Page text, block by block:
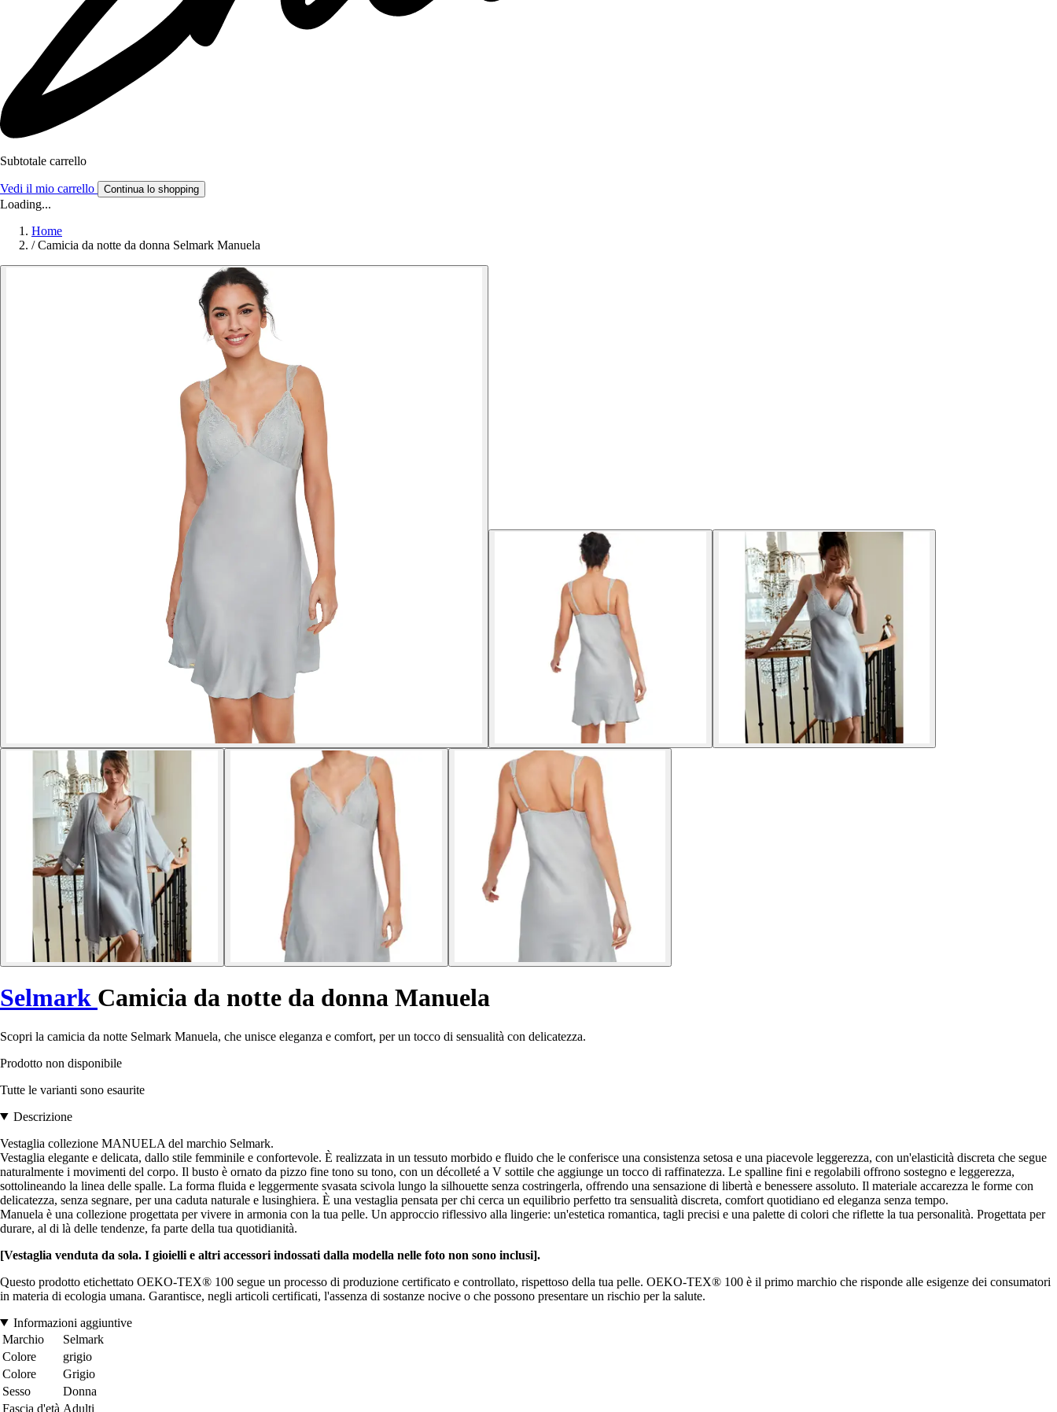
Subtotale carrello
Vedi il mio carrello Continua lo shopping
Loading...
Home
/ Camicia da notte da donna Selmark Manuela
Selmark Camicia da notte da donna Manuela
Scopri la camicia da notte Selmark Manuela, che unisce eleganza e comfort, per un tocco di sensualità con delicatezza.
Prodotto non disponibile
Tutte le varianti sono esaurite
Descrizione
Vestaglia collezione MANUELA del marchio Selmark.
Vestaglia elegante e delicata, dallo stile femminile e confortevole. È realizzata in un tessuto morbido e fluido che le conferisce una consistenza setosa e una piacevole leggerezza, con un'elasticità discreta che segue
naturalmente i movimenti del corpo. Il busto è ornato da pizzo fine tono su tono, con un décolleté a V sottile che aggiunge un tocco di raffinatezza. Le spalline fini e regolabili offrono sostegno e leggerezza,
sottolineando la linea delle spalle. La forma fluida e leggermente svasata scivola lungo la silhouette senza costringerla, offrendo una sensazione di libertà e benessere assoluto. Il materiale accarezza le forme con
delicatezza, senza segnare, per una caduta naturale e lusinghiera. È una vestaglia pensata per chi cerca un equilibrio perfetto tra sensualità discreta, comfort quotidiano ed eleganza senza tempo.
Manuela è una collezione progettata per vivere in armonia con la tua pelle. Un approccio riflessivo alla lingerie: un'estetica romantica, tagli precisi e una palette di colori che riflette la tua personalità. Progettata per
durare, al di là delle tendenze, fa parte della tua quotidianità.
[Vestaglia venduta da sola. I gioielli e altri accessori indossati dalla modella nelle foto non sono inclusi].
Questo prodotto etichettato OEKO-TEX® 100 segue un processo di produzione certificato e controllato, rispettoso della tua pelle. OEKO-TEX® 100 è il primo marchio che risponde alle esigenze dei consumatori
in materia di ecologia umana. Garantisce, negli articoli certificati, l'assenza di sostanze nocive o che possono presentare un rischio per la salute.
Informazioni aggiuntive
Marchio
Selmark
Colore
grigio
Colore
Grigio
Sesso
Donna
Fascia d'età Adulti